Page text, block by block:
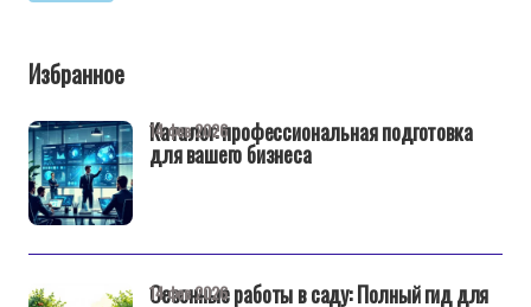
Избранное
Каталог: профессиональная подготовка
для вашего бизнеса
14 фев 2026
Сезонные работы в саду: Полный гид для
14 фев 2026